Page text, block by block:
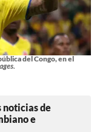
del Congo, en el
noticias de
e